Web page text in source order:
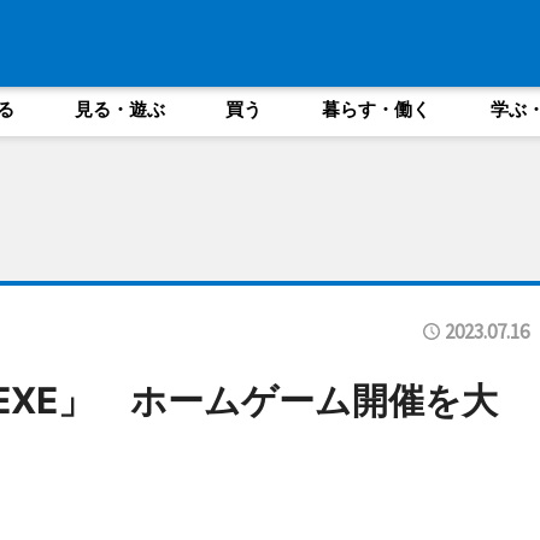
見る・遊ぶ 買う 暮らす・働く 学ぶ
2023.07.16
」 ホームゲーム開催を大